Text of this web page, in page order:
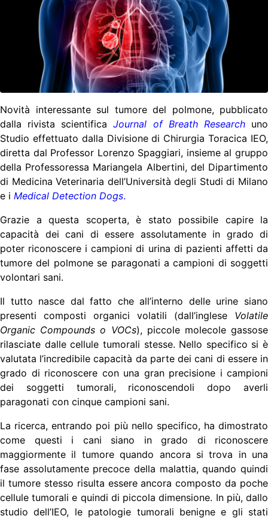
Novità interessante sul tumore del polmone, pubblicato
dalla rivista scientificaJournal of Breath Researchuno
Studio effettuato dalla Divisione di Chirurgia Toracica IEO,
diretta dal Professor Lorenzo Spaggiari, insieme al gruppo
della Professoressa Mariangela Albertini, del Dipartimento
di Medicina Veterinaria dell’Università degli Studi di Milano
e i Medical Detection Dogs.
Grazie a questa scoperta, è stato possibile capire la
capacità dei cani di essere assolutamente in grado di
poter riconoscere i campioni di urina di pazienti affetti da
tumore del polmone se paragonati a campioni di soggetti
volontari sani.
Il tutto nasce dal fatto che all’interno delle urine siano
presenti composti organici volatili (dall’inglese Volatile
Organic Compounds o VOCs), piccole molecole gassose
rilasciate dalle cellule tumorali stesse. Nello specifico si è
valutata l’incredibile capacità da parte dei cani di essere in
grado di riconoscere con una gran precisione i campioni
dei soggetti tumorali, riconoscendoli dopo averli
paragonati con cinque campioni sani.
La ricerca, entrando poi più nello specifico, ha dimostrato
come questi i cani siano in grado di riconoscere
maggiormente il tumore quando ancora si trova in una
fase assolutamente precoce della malattia, quando quindi
il tumore stesso risulta essere ancora composto da poche
cellule tumorali e quindi di piccola dimensione. In più, dallo
studio dell’IEO, le patologie tumorali benigne e gli stati